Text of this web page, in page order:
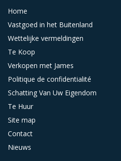
Home
Vastgoed in het Buitenland
Wettelijke vermeldingen
Te Koop
Verkopen met James
Politique de confidentialité
Schatting Van Uw Eigendom
Te Huur
Site map
Contact
Nieuws